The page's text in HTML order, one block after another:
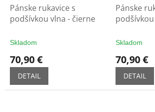
Pánske rukavice s
podšívkou vlna - čierne
Skladom
70,90 €
DETAIL
Pánske
Skladom
70,90 €
DETAIL